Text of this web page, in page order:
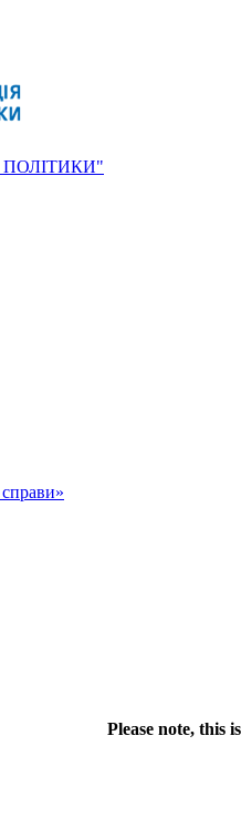
ПОЛІТИКИ"
Please note, this